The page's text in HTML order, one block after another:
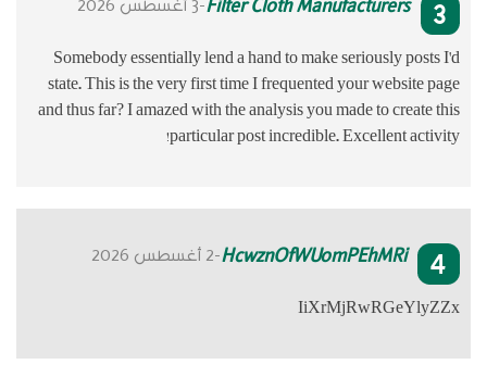
Somebody
state. This
and thus far?